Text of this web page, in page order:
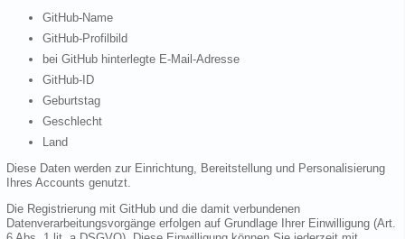
GitHub-Name
GitHub-Profilbild
bei GitHub hinterlegte E-Mail-Adresse
GitHub-ID
Geburtstag
Geschlecht
Land
Diese Daten werden zur Einrichtung, Bereitstellung und Personalisierung
Ihres Accounts genutzt.
Die Registrierung mit GitHub und die damit verbundenen
Datenverarbeitungsvorgänge erfolgen auf Grundlage Ihrer Einwilligung (Art.